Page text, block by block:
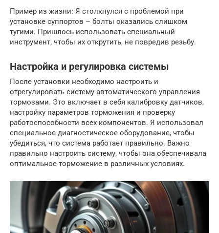
Пример из жизни: Я столкнулся с проблемой при
установке суппортов – болты оказались слишком
тугими. Пришлось использовать специальный
инструмент, чтобы их открутить, не повредив резьбу.
Настройка и регулировка системы
После установки необходимо настроить и
отрегулировать систему автоматического управления
тормозами. Это включает в себя калибровку датчиков,
настройку параметров торможения и проверку
работоспособности всех компонентов. Я использовал
специальное диагностическое оборудование, чтобы
убедиться, что система работает правильно. Важно
правильно настроить систему, чтобы она обеспечивала
оптимальное торможение в различных условиях.